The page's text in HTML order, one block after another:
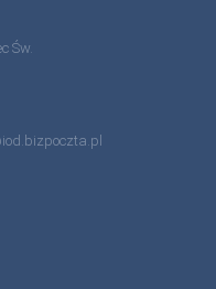
Św.